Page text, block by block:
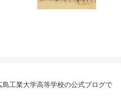
工業大学高等学校の公式ブログで